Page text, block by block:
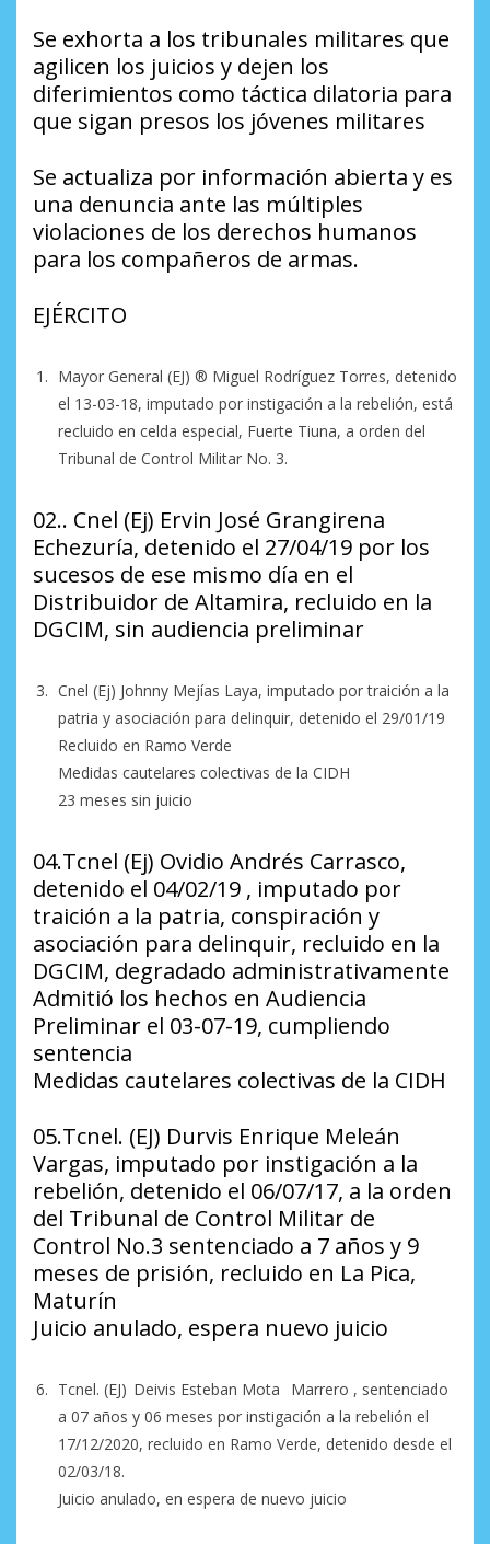
Se exhorta a los tribunales militares que
agilicen los juicios y dejen los
diferimientos como táctica dilatoria para
que sigan presos los jóvenes militares
Se actualiza por información abierta y es
una denuncia ante las múltiples
violaciones de los derechos humanos
para los compañeros de armas.
EJÉRCITO
Mayor General (EJ) ®️ Miguel Rodríguez Torres, detenido
el 13-03-18, imputado por instigación a la rebelión, está
recluido en celda especial, Fuerte Tiuna, a orden del
Tribunal de Control Militar No. 3.
02.. Cnel (Ej) Ervin José Grangirena
Echezuría, detenido el 27/04/19 por los
sucesos de ese mismo día en el
Distribuidor de Altamira, recluido en la
DGCIM, sin audiencia preliminar
Cnel (Ej) Johnny Mejías Laya, imputado por traición a la
patria y asociación para delinquir, detenido el 29/01/19
Recluido en Ramo Verde
Medidas cautelares colectivas de la CIDH
23 meses sin juicio
04.Tcnel (Ej) Ovidio Andrés Carrasco,
detenido el 04/02/19 , imputado por
traición a la patria, conspiración y
asociación para delinquir, recluido en la
DGCIM, degradado administrativamente
Admitió los hechos en Audiencia
Preliminar el 03-07-19, cumpliendo
sentencia
Medidas cautelares colectivas de la CIDH
05.Tcnel. (EJ) Durvis Enrique Meleán
Vargas, imputado por instigación a la
rebelión, detenido el 06/07/17, a la orden
del Tribunal de Control Militar de
Control No.3 sentenciado a 7 años y 9
meses de prisión, recluido en La Pica,
Maturín
Juicio anulado, espera nuevo juicio
Tcnel. (EJ) Deivis Esteban Mota Marrero , sentenciado
a 07 años y 06 meses por instigación a la rebelión el
17/12/2020, recluido en Ramo Verde, detenido desde el
02/03/18.
Juicio anulado, en espera de nuevo juicio